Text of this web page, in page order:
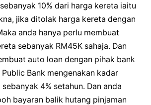
10% dari harga kereta iaitu
jika ditolak harga kereta dengan
anda hanya perlu membuat
sebanyak RM45K sahaja. Dan
auto loan dengan pihak bank
Public Bank mengenakan kadar
4% setahun. Dan anda
bayaran balik hutang pinjaman